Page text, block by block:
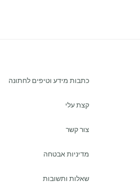
כתבות מידע וטיפים לחתונה
קצת עלי
צור קשר
מדיניות אבטחה
שאלות ותשובות